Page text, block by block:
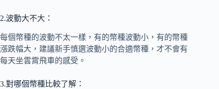
2.波動大不大：
每個幣種的波動不太一樣，有的幣種波動小，有的幣種
漲跌幅大，建議新手慎選波動小的合適幣種，才不會有
每天坐雲霄飛車的感受。
3.對哪個幣種比較了解：